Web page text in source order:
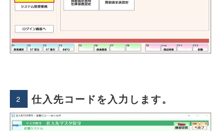
2 仕入先コードを入力します。